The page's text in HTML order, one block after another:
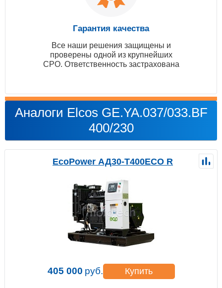
Гарантия качества
Все наши решения защищены и
проверены одной из крупнейших
СРО. Ответственность застрахована
Аналоги Elcos GE.YA.037/033.BF
400/230
EcoPower АД30-T400ECO R
405 000 руб. Купить